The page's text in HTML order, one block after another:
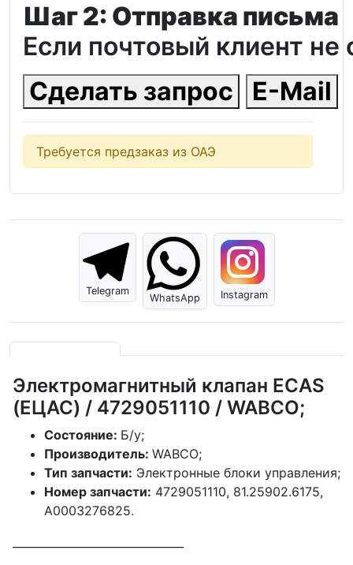
Шаг 2: Отправка письма
Если почтовый клиент
Сделать запрос
E-Mail
Требуется предзаказ из ОАЭ
Telegram
WhatsApp Instagram
Электромагнитный клапан ECAS
(ЕЦАС) / 4729051110 / WABCO;
Состояние: Б/у;
Производитель: WABCO;
Тип запчасти: Электронные блоки управления;
Номер запчасти: 4729051110, 81.25902.6175,
A0003276825.